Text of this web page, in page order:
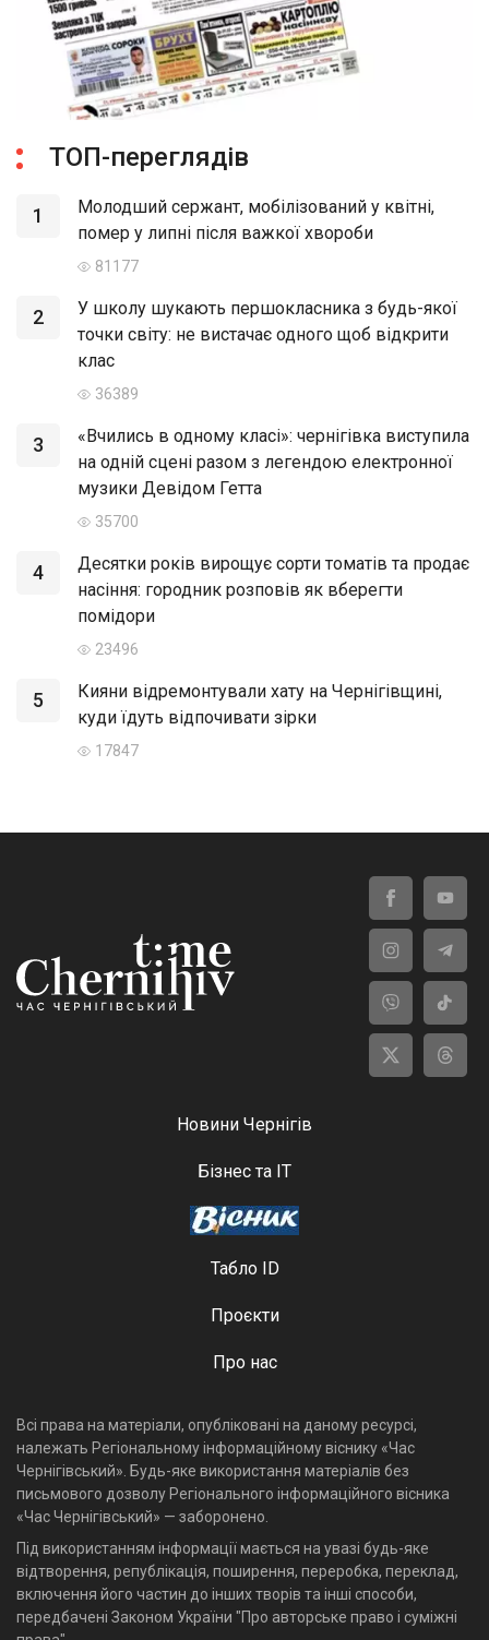
ТОП-переглядів
1
Молодший сержант, мобілізований у квітні,
помер у липні після важкої хвороби
81177
2
У школу шукають першокласника з будь-якої
точки світу: не вистачає одного щоб відкрити
клас
36389
3
«Вчились в одному класі»: чернігівка виступила
на одній сцені разом з легендою електронної
музики Девідом Гетта
35700
4
Десятки років вирощує сорти томатів та продає
насіння: городник розповів як вберегти
помідори
23496
5
Кияни відремонтували хату на Чернігівщині,
куди їдуть відпочивати зірки
17847
Новини Чернігів
Бізнес та ІТ
Табло ID
Проєкти
Про нас
Всі права на матеріали, опубліковані на даному ресурсі,
належать Регіональному інформаційному віснику «Час
Чернігівський». Будь-яке використання матеріалів без
письмового дозволу Регіонального інформаційного вісника
«Час Чернігівський» — заборонено.
Під використанням інформації мається на увазі будь-яке
відтворення, републікація, поширення, переробка, переклад,
включення його частин до інших творів та інші способи,
передбачені Законом України "Про авторське право і суміжні